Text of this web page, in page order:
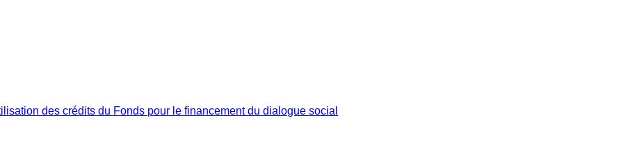
des crédits du Fonds pour le financement du dialogue social